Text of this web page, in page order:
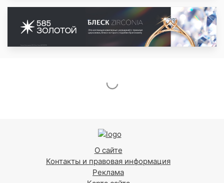
О сайте
Контакты и правовая информация
Реклама